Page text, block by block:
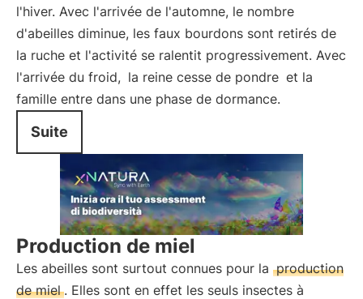
l'hiver. Avec l'arrivée de l'automne, le nombre
d'abeilles diminue, les faux bourdons sont retirés de
la ruche et l'activité se ralentit progressivement. Avec
l'arrivée du froid, la reine cesse de pondre et la
famille entre dans une phase de dormance.
Suite
Production de miel
Les abeilles sont surtout connues pour la production
de miel . Elles sont en effet les seuls insectes à